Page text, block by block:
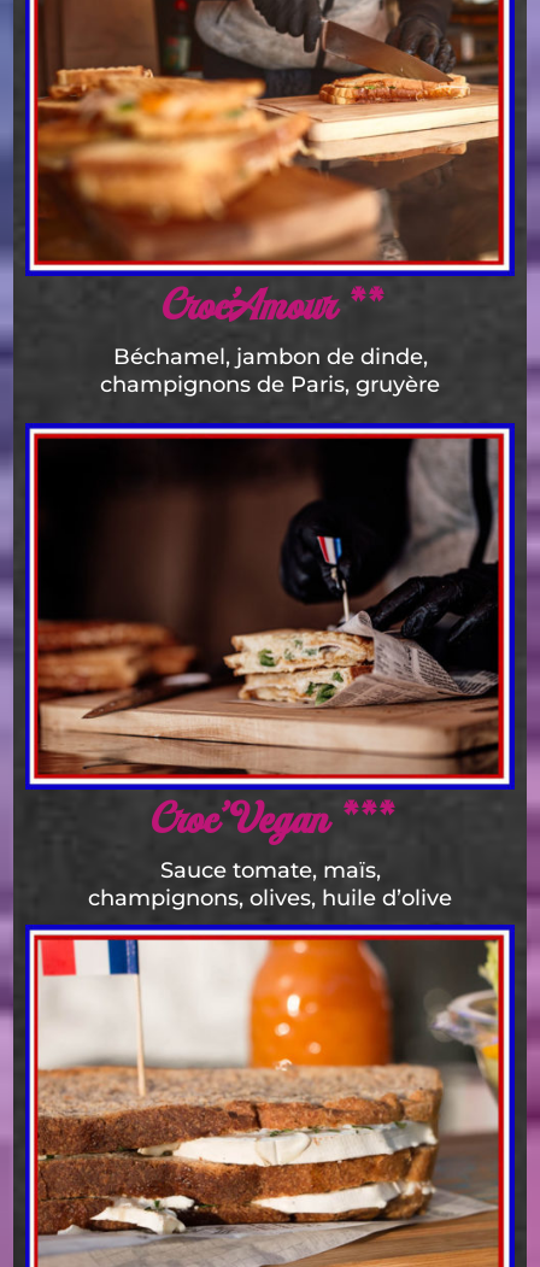
Croc’Amour **
Béchamel, jambon de dinde,
champignons de Paris, gruyère
Croc’Vegan ***
Sauce tomate, maïs,
champignons, olives, huile d’olive